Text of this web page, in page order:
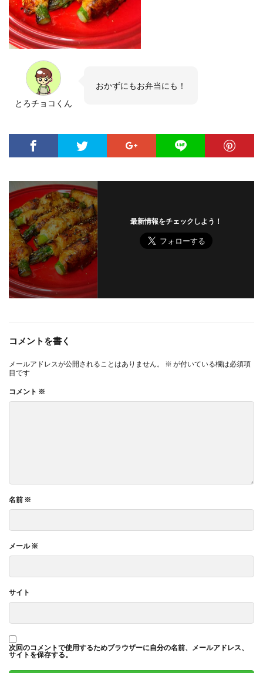
とろチョコくん
おかずにもお弁当にも！
最新情報をチェックしよう！
コメントを書く
メールアドレスが公開されることはありません。 ※ が付いている欄は必須項
目です
コメント ※
名前 ※
メール※
サイト
次回のコメントで使用するためブラウザーに自分の名前、メールアドレス、
サイトを保存する。